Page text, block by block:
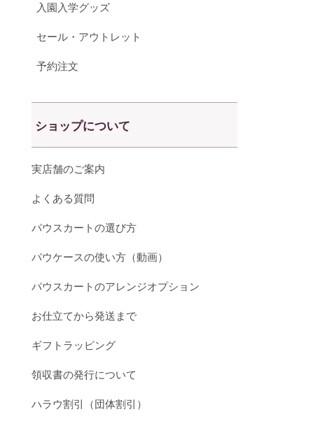
入園入学グッズ
セール・アウトレット
予約注文
ショップについて
実店舗のご案内
よくある質問
パウスカートの選び方
パウケースの使い方（動画）
パウスカートのアレンジオプション
お仕立てから発送まで
ギフトラッピング
領収書の発行について
ハラウ割引（団体割引）